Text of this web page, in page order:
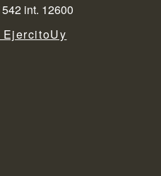
int. 12600
EjercitoUy